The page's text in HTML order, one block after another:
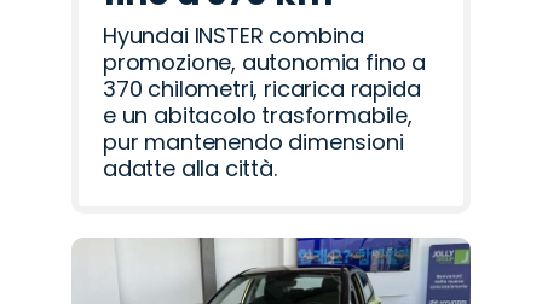
Hyundai INSTER combina
promozione, autonomia fino a
370 chilometri, ricarica rapida
e un abitacolo trasformabile,
pur mantenendo dimensioni
adatte alla città.